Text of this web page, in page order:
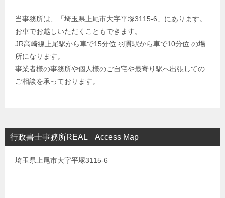
当事務所は、「埼玉県上尾市大字平塚3115-6」にあります。
お車でお越しいただくこともできます。
JR高崎線上尾駅から車で15分位 羽貫駅から車で10分位 の場
所になります。
事業者様の事務所や個人様のご自宅や最寄り駅へ出張しての
ご相談を承っております。
行政書士事務所REAL Access Map
埼玉県上尾市大字平塚3115-6